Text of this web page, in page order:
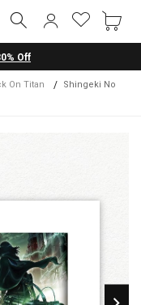
Off
On Titan
Shingeki No